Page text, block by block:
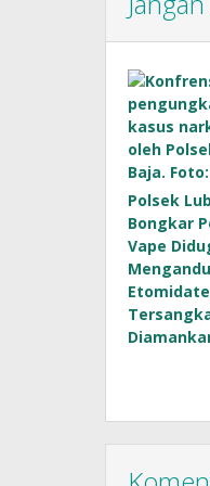
Polsek
Bongkar
Vape